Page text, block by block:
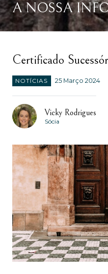
A NOSSA
Certificado
NOTÍCIAS 25 Março 2024
Vicky Rodrigues
Sócia